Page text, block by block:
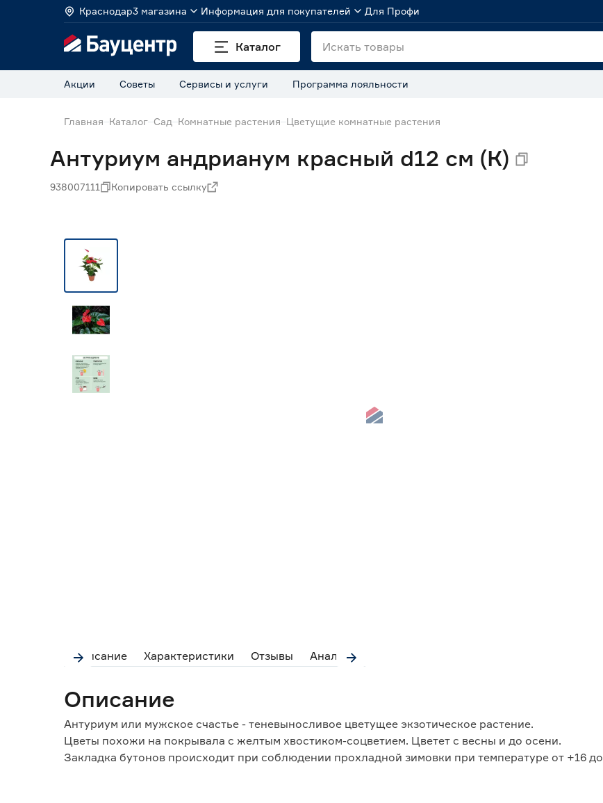
Краснодар3 магазина Информация для покупателей Для Профи
Каталог
Акции Советы Сервисы и услуги Программа лояльности
Главная Каталог Сад Комнатные растения Цветущие комнатные растения
Антуриум андрианум красный d12 см (К)
938007111 Копировать ссылку
Описание Характеристики Отзывы Аналоги
Описание
Антуриум или мужское счастье - теневыносливое цветущее экзотическое растение.
Цветы похожи на покрывала с желтым хвостиком-соцветием. Цветет с весны и до осени.
Закладка бутонов происходит при соблюдении прохладной зимовки при температуре от +16 до